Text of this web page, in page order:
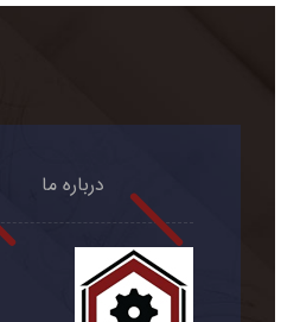
درباره ما